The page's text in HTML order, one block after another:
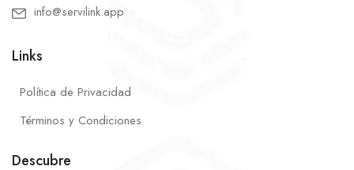
info@servilink.app
Links
Política de Privacidad
Términos y Condiciones
Descubre